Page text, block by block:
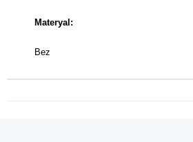
Materyal:
Bez